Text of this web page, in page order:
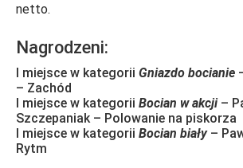
netto.
Nagrodzeni:
I miejsce w kategorii Gniazdo bocianie
– Zachód
I miejsce w kategorii Bocian w akcji –
Szczepaniak – Polowanie na piskorza
I miejsce w kategorii Bocian biały –
Rytm